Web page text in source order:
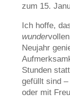
zum 15.
Ich hoffe,
wunder
Neujahr
Stunden
gefüllt sind
oder mit